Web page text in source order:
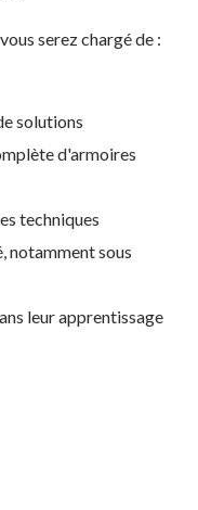
serez chargé de :
solutions
d'armoires
techniques
notamment sous
leur apprentissage